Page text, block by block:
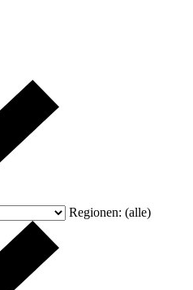
Regionen: (alle)